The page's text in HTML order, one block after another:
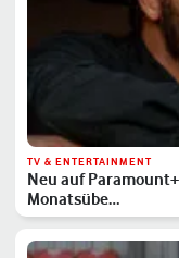
TV & ENTERTAINMENT
Neu auf
Monatsübe…